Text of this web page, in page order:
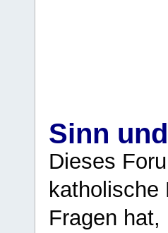
Sinn
Dieses
katholische
Fragen